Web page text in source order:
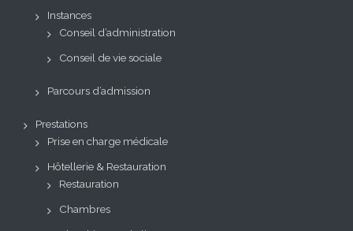
Instances
Conseil d’administration
Conseil de vie sociale
Parcours d’admission
Prestations
Prise en charge médicale
Hôtellerie & Restauration
Restauration
Chambres